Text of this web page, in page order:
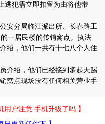
逃犯需立即扣留为由将他带
分局临江派出所、长春路工
一居民楼的传销窝点。执法
绍，他们一共有十七八个人住
介绍，他们已经接到多起天赐
窝点现场没有任何相关营业手